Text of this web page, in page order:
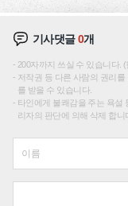
기사댓글0개
200자까지 쓰실 수 있습니다.
저작권 등 다른 사람의 권리
를 받을 수 있습니다.
타인에게 불쾌감을 주는 욕설
리자의 판단에 의해 삭제 합니